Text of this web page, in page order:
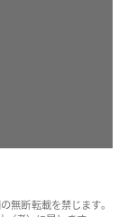
無断転載を禁じます。